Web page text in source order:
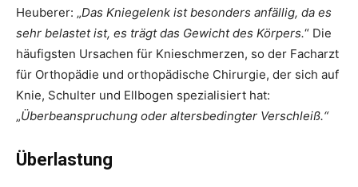
Heuberer: „Das Kniegelenk ist besonders anfällig, da es
sehr belastet ist, es trägt das Gewicht des Körpers.“ Die
häufigsten Ursachen für Knieschmerzen, so der Facharzt
für Orthopädie und orthopädische Chirurgie, der sich auf
Knie, Schulter und Ellbogen spezialisiert hat:
„Überbeanspruchung oder ­altersbedingter Verschleiß.“
Überlastung